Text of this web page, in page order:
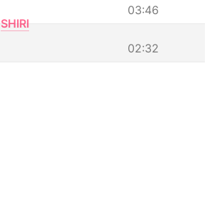
03:46
SHIRI
02:32